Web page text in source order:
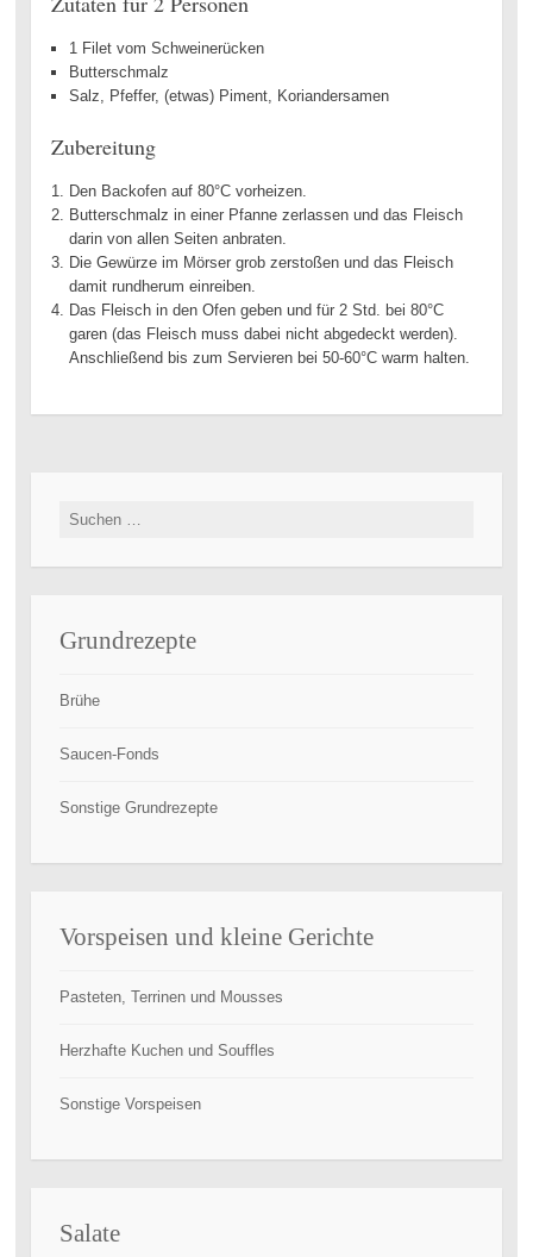
1 Filet vom Schweinerücken
Butterschmalz
Salz, Pfeffer, (etwas) Piment, Koriandersamen
Zubereitung
Den Backofen auf 80°C vorheizen.
Butterschmalz in einer Pfanne zerlassen und das Fleisch
darin von allen Seiten anbraten.
Die Gewürze im Mörser grob zerstoßen und das Fleisch
damit rundherum einreiben.
Das Fleisch in den Ofen geben und für 2 Std. bei 80°C
garen (das Fleisch muss dabei nicht abgedeckt werden).
Anschließend bis zum Servieren bei 50-60°C warm halten.
Suchen
Grundrezepte
Brühe
Saucen-Fonds
Sonstige Grundrezepte
Vorspeisen und kleine Gerichte
Pasteten, Terrinen und Mousses
Herzhafte Kuchen und Souffles
Sonstige Vorspeisen
Salate